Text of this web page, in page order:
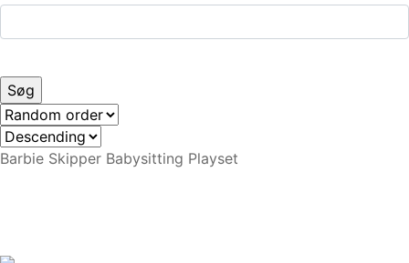
Barbie Skipper Babysitting Playset